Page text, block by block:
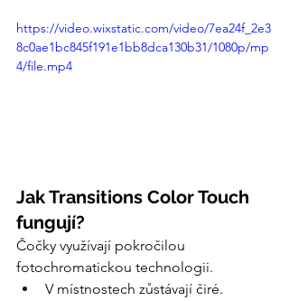
https://video.wixstatic.com/video/7ea24f_2e3
8c0ae1bc845f191e1bb8dca130b31/1080p/mp
4/file.mp4
Jak Transitions Color Touch
fungují?
Čočky využívají pokročilou
fotochromatickou technologii.
V místnostech zůstávají čiré.